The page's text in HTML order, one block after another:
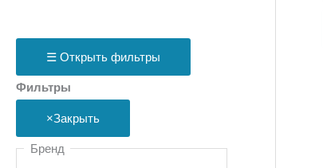
☰ Открыть фильтры
Фильтры
×Закрыть
Бренд